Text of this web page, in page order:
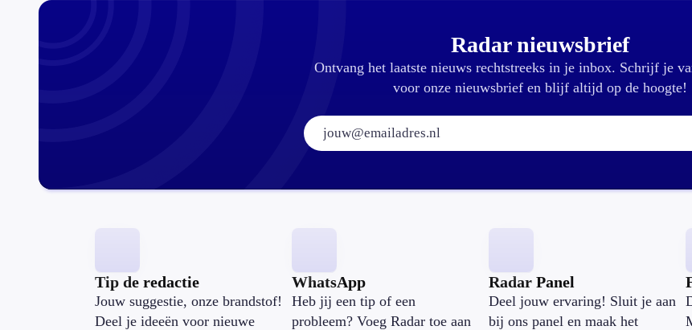
Radar nieuwsbrief
Ontvang het laatste nieuws rechtstreeks in je inbox. Schrijf je
voor onze nieuwsbrief en blijf altijd op de hoogte!
E-mailadres:
Tip de redactie
Jouw suggestie, onze brandstof!
Deel je ideeën voor nieuwe
WhatsApp
Heb jij een tip of een
probleem? Voeg Radar toe aan
Radar Panel
Deel jouw ervaring! Sluit je aan
bij ons panel en maak het